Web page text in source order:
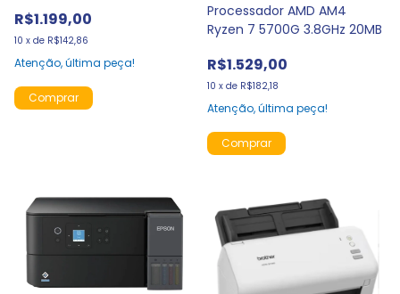
R$1.199,00
10 x de R$142,86
Atenção, última peça!
Processador AMD AM4
Ryzen 7 5700G 3.8GHz 20MB
R$1.529,00
10 x de R$182,18
Atenção, última peça!